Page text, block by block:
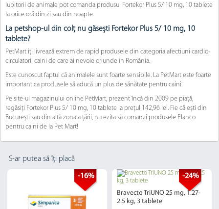
Iubitorii de animale pot comanda produsul Fortekor Plus 5/ 10 mg, 10 tablete
la orice oră din zi sau din noapte.
La petshop-ul din colț nu găsești Fortekor Plus 5/ 10 mg, 10
tablete?
PetMart îți livrează extrem de rapid produsele din categoria afectiuni cardio-
circulatorii caini de care ai nevoie oriunde în România.
Este cunoscut faptul că animalele sunt foarte sensibile. La PetMart este foarte
important ca produsele să aducă un plus de sănătate pentru caini.
Pe site-ul magazinului online PetMart, prezent încă din 2009 pe piață,
regăsiți Fortekor Plus 5/ 10 mg, 10 tablete la prețul 142,96 lei. Fie că ești din
București sau din altă zona a țării, nu ezita să comanzi produsele Elanco
pentru caini de la Pet Mart!
S-ar putea să îți placă
-16% -24%
Bravecto TriUNO 25 mg, 1.27-
2.5 kg, 3 tablete